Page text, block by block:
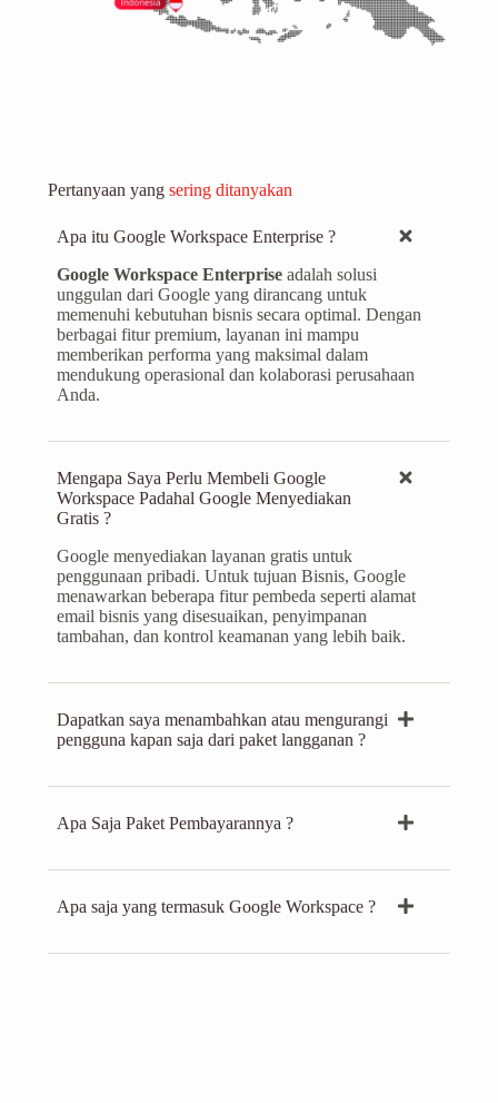
Pertanyaan yang sering ditanyakan
Apa itu Google Workspace Enterprise ?
Google Workspace Enterpriseadalah solusi
unggulan dari Google yang dirancang untuk
memenuhi kebutuhan bisnis secara optimal. Dengan
berbagai fitur premium, layanan ini mampu
memberikan performa yang maksimal dalam
mendukung operasional dan kolaborasi perusahaan
Anda.
Mengapa Saya Perlu Membeli Google
Workspace Padahal Google Menyediakan
Gratis ?
Google menyediakan layanan gratis untuk
penggunaan pribadi. Untuk tujuan Bisnis, Google
menawarkan beberapa fitur pembeda seperti alamat
email bisnis yang disesuaikan, penyimpanan
tambahan, dan kontrol keamanan yang lebih baik.
Dapatkan saya menambahkan atau mengurangi
pengguna kapan saja dari paket langganan ?
Apa Saja Paket Pembayarannya ?
Apa saja yang termasuk Google Workspace ?